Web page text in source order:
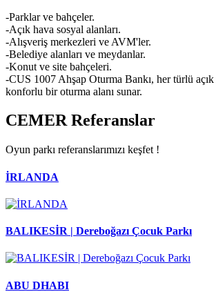
-Parklar ve bahçeler.
-Açık hava sosyal alanları.
-Alışveriş merkezleri ve AVM'ler.
-Belediye alanları ve meydanlar.
-Konut ve site bahçeleri.
-CUS 1007 Ahşap Oturma Bankı, her türlü açık
konforlu bir oturma alanı sunar.
CEMERReferanslar
Oyun parkı referanslarımızı keşfet !
İRLANDA
BALIKESİR | Dereboğazı Çocuk Parkı
ABU DHABI